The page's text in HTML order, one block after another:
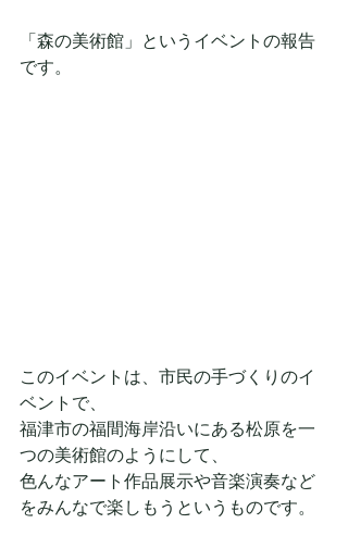
「森の美術館」というイベントの報告
です。
このイベントは、市民の手づくりのイ
ベントで、
福津市の福間海岸沿いにある松原を一
つの美術館のようにして、
色んなアート作品展示や音楽演奏など
をみんなで楽しもうというものです。